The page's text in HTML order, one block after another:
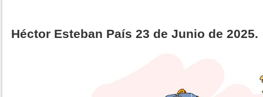
Héctor Esteban País 23 de Junio de 2025.